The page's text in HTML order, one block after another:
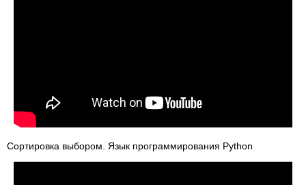
Сортировка выбором. Язык программирования Python